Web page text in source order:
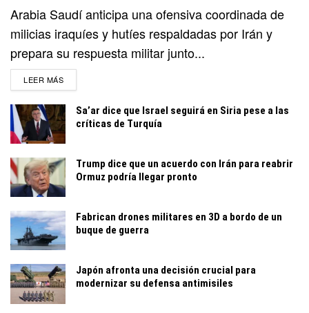
Arabia Saudí anticipa una ofensiva coordinada de
milicias iraquíes y hutíes respaldadas por Irán y
prepara su respuesta militar junto...
LEER MÁSDETAILS
Sa’ar dice que Israel seguirá en Siria pese a las
críticas de Turquía
Trump dice que un acuerdo con Irán para reabrir
Ormuz podría llegar pronto
Fabrican drones militares en 3D a bordo de un
buque de guerra
Japón afronta una decisión crucial para
modernizar su defensa antimisiles